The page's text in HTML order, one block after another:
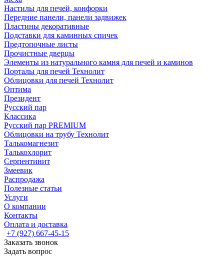
Настилы для печей, конфорки
Передние панели, панели задвижек
Пластины декоративные
Подставки для каминных спичек
Предтопочные листы
Прочистные дверцы
Элементы из натурального камня для печей и каминов
Порталы для печей Технолит
Облицовки для печей Технолит
Оптима
Президент
Русский пар
Классика
Русский пар PREMIUM
Облицовки на трубу Технолит
Талькомагнезит
Талькохлорит
Серпентинит
Змеевик
Распродажа
Полезные статьи
Услуги
О компании
Контакты
Оплата и доставка
+7 (927) 667-45-15
Заказать звонок
Задать вопрос